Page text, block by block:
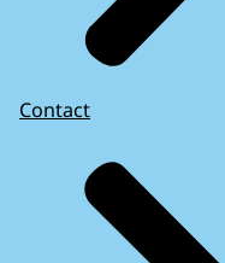
Contact